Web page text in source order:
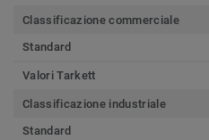
Classificazione commerciale
Standard
Valori Tarkett
Classificazione industriale
Standard